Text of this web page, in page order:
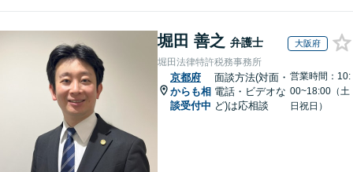
堀田 善之 弁護士 大阪府
堀田法律特許税務事務所
京都府
からも相
談受付中
面談方法(対面・
電話・ビデオな
ど)は応相談
営業時間：10:
00~18:00（土
日祝日）